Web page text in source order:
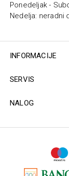
Ponedeljak -
Nedelja: neradni
INFORMACIJE
SERVIS
NALOG